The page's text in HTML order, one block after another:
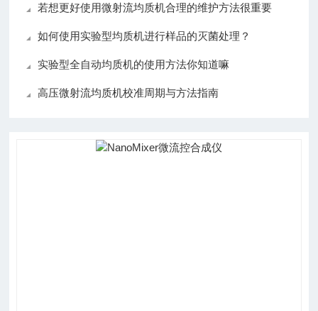
若想更好使用微射流均质机合理的维护方法很重要
如何使用实验型均质机进行样品的灭菌处理？
实验型全自动均质机的使用方法你知道嘛
高压微射流均质机校准周期与方法指南